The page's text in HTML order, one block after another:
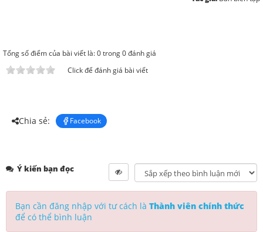
Tổng số điểm của bài viết là: 0 trong 0 đánh giá
Click để đánh giá bài viết
Chia sẻ: Facebook
Ý kiến bạn đọc
Bạn cần đăng nhập với tư cách là Thành viên chính thức
để có thể bình luận